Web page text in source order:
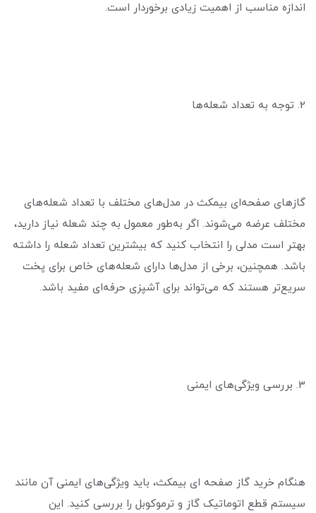
اندازه مناسب از اهمیت زیادی برخوردار است.
2. توجه به تعداد شعله‌ها
گازهای صفحه‌ای بیمکث در مدل‌های مختلف با تعداد شعله‌های
مختلف عرضه می‌شوند. اگر به‌طور معمول به چند شعله نیاز دارید،
بهتر است مدلی را انتخاب کنید که بیشترین تعداد شعله را داشته
باشد. همچنین، برخی از مدل‌ها دارای شعله‌های خاص برای پخت
سریع‌تر هستند که می‌تواند برای آشپزی حرفه‌ای مفید باشد.
3. بررسی ویژگی‌های ایمنی
هنگام خرید گاز صفحه ای بیمکث، باید ویژگی‌های ایمنی آن مانند
سیستم قطع اتوماتیک گاز و ترموکوبل را بررسی کنید. این